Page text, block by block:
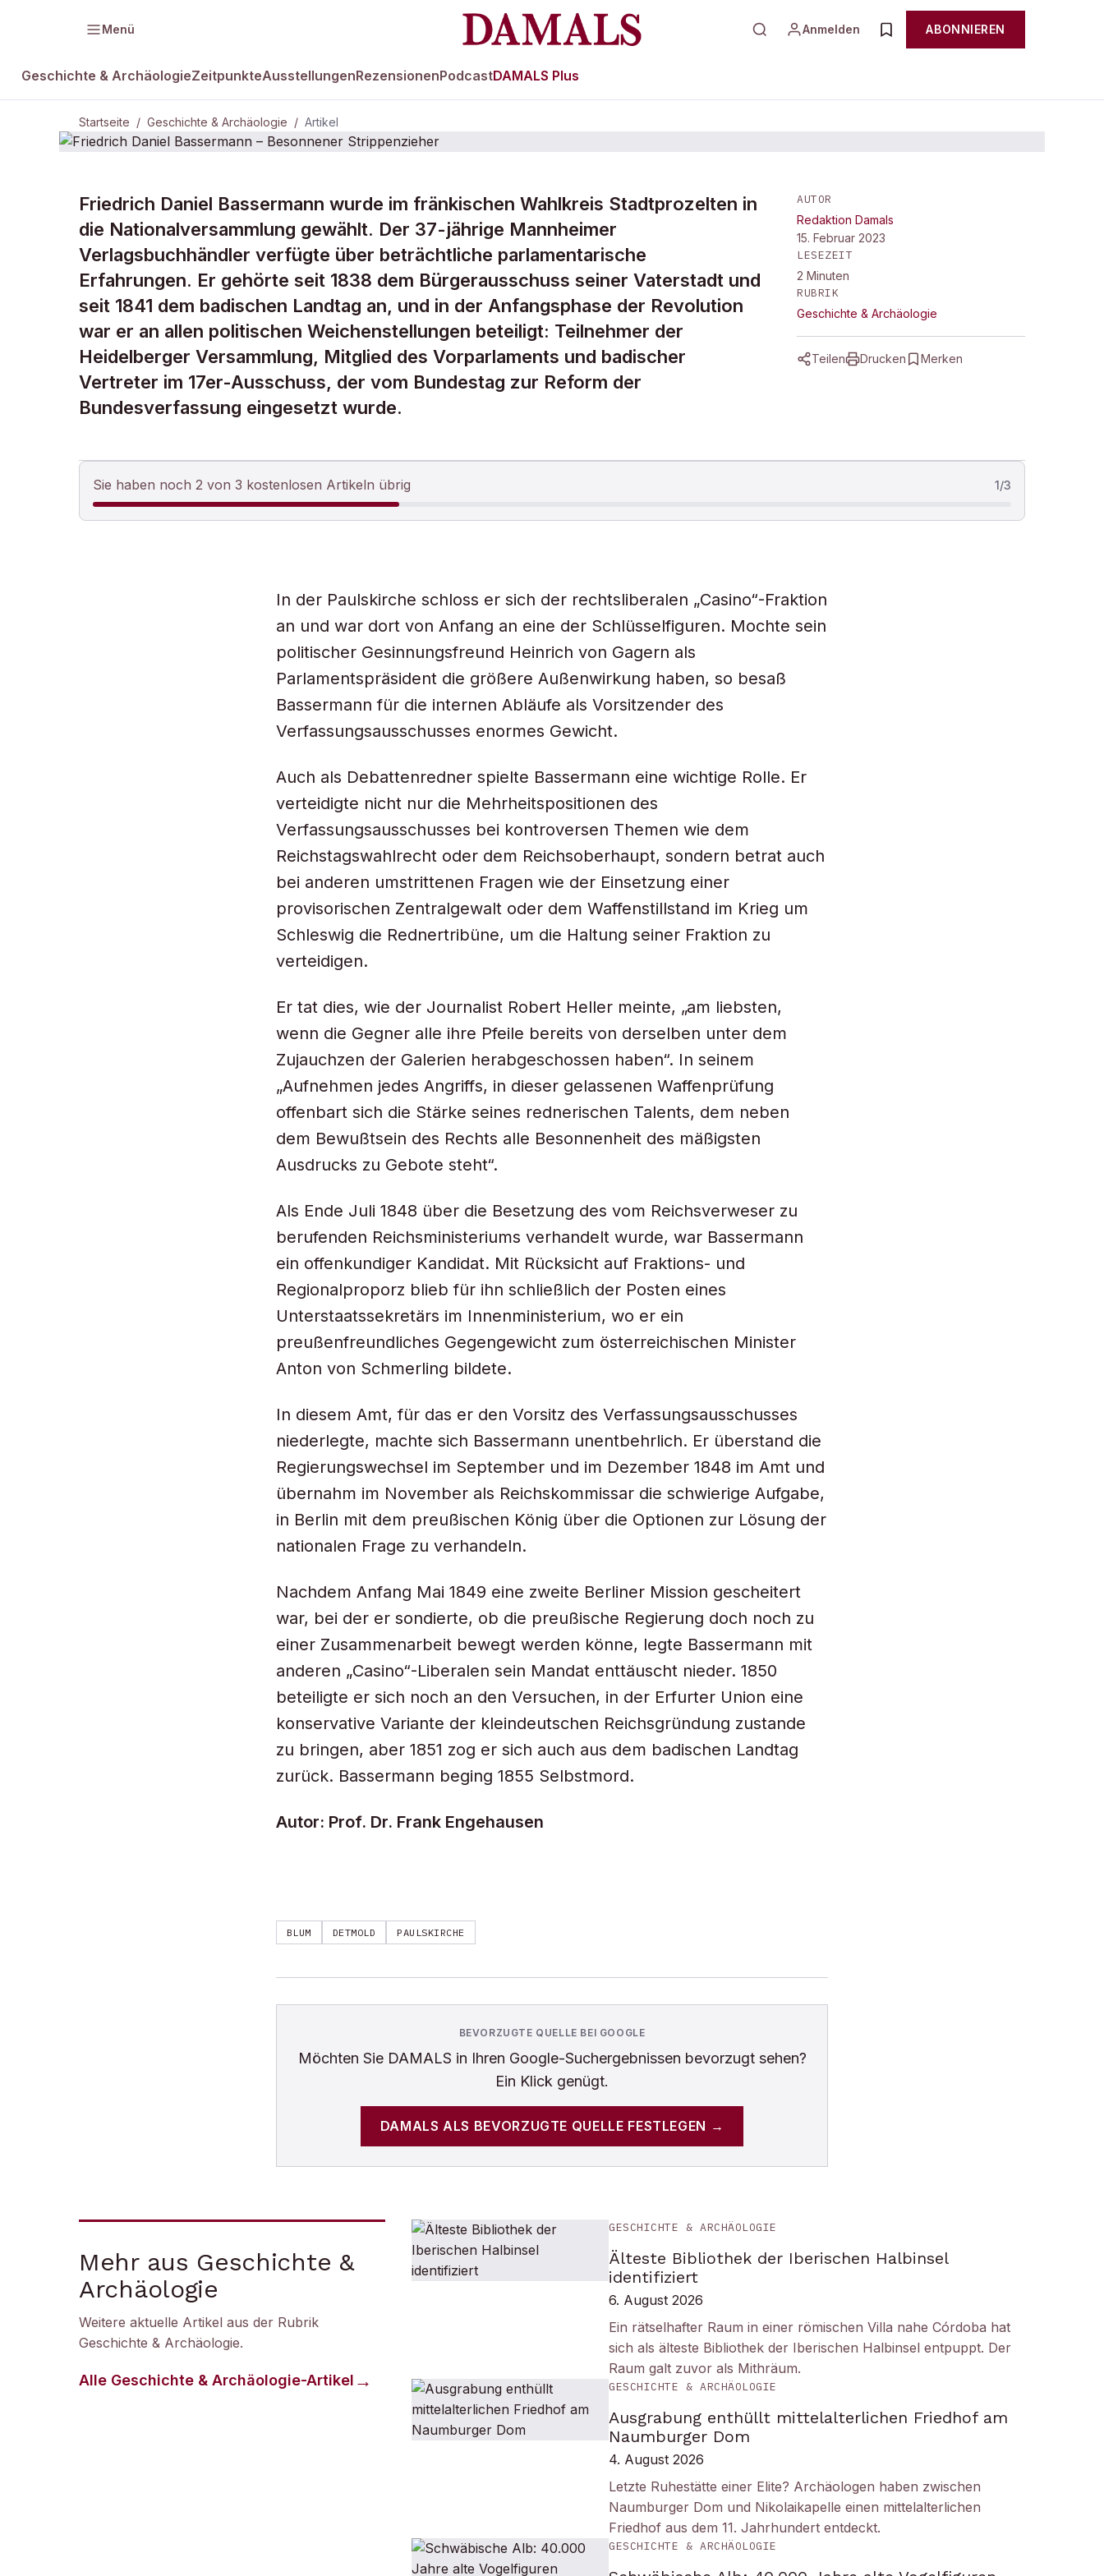
Menü Anmelden ABONNIEREN
Geschichte & ArchäologieZeitpunkteAusstellungenRezensionenPodcastDAMALS Plus
Startseite / Geschichte & Archäologie / Artikel
DAMALS Plus GESCHICHTE & ARCHÄOLOGIE
Friedrich Daniel Bassermann –
Besonnener Strippenzieher
Friedrich Daniel Bassermann wurde im fränkischen Wahlkreis Stadtprozelten in
die Nationalversammlung gewählt. Der 37-jährige Mannheimer
Verlagsbuchhändler verfügte über beträchtliche parlamentarische
Erfahrungen. Er gehörte seit 1838 dem Bürgerausschuss seiner Vaterstadt und
seit 1841 dem badischen Landtag an, und in der Anfangsphase der Revolution
war er an allen politischen Weichenstellungen beteiligt: Teilnehmer der
Heidelberger Versammlung, Mitglied des Vorparlaments und badischer
Vertreter im 17er-Ausschuss, der vom Bundestag zur Reform der
Bundesverfassung eingesetzt wurde.
AUTOR
Redaktion Damals
15. Februar 2023
LESEZEIT
2 Minuten
RUBRIK
Geschichte & Archäologie
Teilen Drucken Merken
Sie haben noch 2 von 3 kostenlosen Artikeln übrig 1/3
In der Paulskirche schloss er sich der rechtsliberalen „Casino“-Fraktion
an und war dort von Anfang an eine der Schlüsselfiguren. Mochte sein
politischer Gesinnungsfreund Heinrich von Gagern als
Parlamentspräsident die größere Außenwirkung haben, so besaß
Bassermann für die internen Abläufe als Vorsitzender des
Verfassungsausschusses enormes Gewicht.
Auch als Debattenredner spielte Bassermann eine wichtige Rolle. Er
verteidigte nicht nur die Mehrheitspositionen des
Verfassungsausschusses bei kontroversen Themen wie dem
Reichstagswahlrecht oder dem Reichsoberhaupt, sondern betrat auch
bei anderen umstrittenen Fragen wie der Einsetzung einer
provisorischen Zentralgewalt oder dem Waffenstillstand im Krieg um
Schleswig die Rednertribüne, um die Haltung seiner Fraktion zu
verteidigen.
Er tat dies, wie der Journalist Robert Heller meinte, „am liebsten,
wenn die Gegner alle ihre Pfeile bereits von derselben unter dem
Zujauchzen der Galerien herabgeschossen haben“. In seinem
„Aufnehmen jedes Angriffs, in dieser gelassenen Waffenprüfung
offenbart sich die Stärke seines rednerischen Talents, dem neben
dem Bewußtsein des Rechts alle Besonnenheit des mäßigsten
Ausdrucks zu Gebote steht“.
Als Ende Juli 1848 über die Besetzung des vom Reichsverweser zu
berufenden Reichsministeriums verhandelt wurde, war Bassermann
ein offenkundiger Kandidat. Mit Rücksicht auf Fraktions- und
Regionalproporz blieb für ihn schließlich der Posten eines
Unterstaatssekretärs im Innenministerium, wo er ein
preußenfreundliches Gegengewicht zum österreichischen Minister
Anton von Schmerling bildete.
In diesem Amt, für das er den Vorsitz des Verfassungsausschusses
niederlegte, machte sich Bassermann unentbehrlich. Er überstand die
Regierungswechsel im September und im Dezember 1848 im Amt und
übernahm im November als Reichskommissar die schwierige Aufgabe,
in Berlin mit dem preußischen König über die Optionen zur Lösung der
nationalen Frage zu verhandeln.
Nachdem Anfang Mai 1849 eine zweite Berliner Mission gescheitert
war, bei der er sondierte, ob die preußische Regierung doch noch zu
einer Zusammenarbeit bewegt werden könne, legte Bassermann mit
anderen „Casino“-Liberalen sein Mandat enttäuscht nieder. 1850
beteiligte er sich noch an den Versuchen, in der Erfurter Union eine
konservative Variante der kleindeutschen Reichsgründung zustande
zu bringen, aber 1851 zog er sich auch aus dem badischen Landtag
zurück. Bassermann beging 1855 Selbstmord.
Autor: Prof. Dr. Frank Engehausen
BLUM DETMOLD PAULSKIRCHE
BEVORZUGTE QUELLE BEI GOOGLE
Möchten Sie DAMALS in Ihren Google-Suchergebnissen bevorzugt sehen?
Ein Klick genügt.
DAMALS ALS BEVORZUGTE QUELLE FESTLEGEN →
Mehr aus Geschichte &
Archäologie
Weitere aktuelle Artikel aus der Rubrik
Geschichte & Archäologie.
Alle Geschichte & Archäologie-Artikel
GESCHICHTE & ARCHÄOLOGIE
Älteste Bibliothek der Iberischen Halbinsel
identifiziert
6. August 2026
Ein rätselhafter Raum in einer römischen Villa nahe Córdoba hat
sich als älteste Bibliothek der Iberischen Halbinsel entpuppt. Der
Raum galt zuvor als Mithräum.
GESCHICHTE & ARCHÄOLOGIE
Ausgrabung enthüllt mittelalterlichen Friedhof am
Naumburger Dom
4. August 2026
Letzte Ruhestätte einer Elite? Archäologen haben zwischen
Naumburger Dom und Nikolaikapelle einen mittelalterlichen
Friedhof aus dem 11. Jahrhundert entdeckt.
GESCHICHTE & ARCHÄOLOGIE